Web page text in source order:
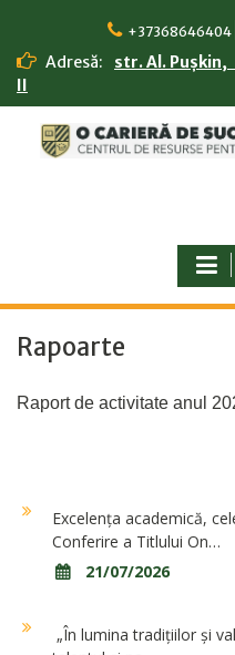
content
+37368646404
Adresă:
str. Al.
II
Rapoarte
Raport de activitate anul
Excelența academică,
Conferire a Titlului On…
21/07/2026
„În lumina tradițiilor și